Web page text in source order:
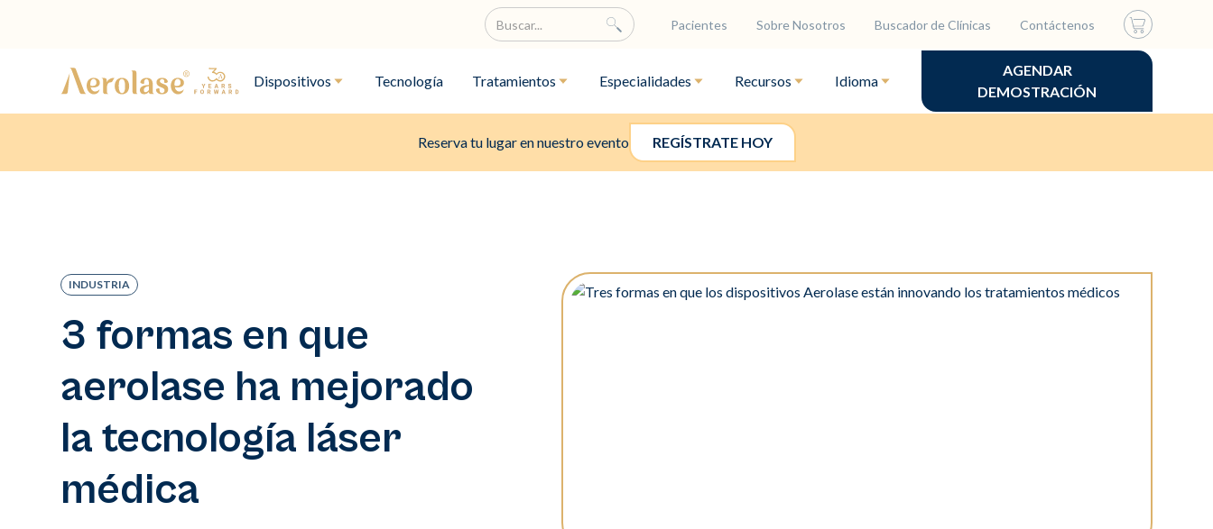
Pacientes Sobre Nosotros Buscador de Clínicas Contáctenos
Dispositivos Tecnología Tratamientos Especialidades Recursos Idioma
AGENDAR
DEMOSTRACIÓN
Reserva tu lugar en nuestro evento REGÍSTRATE HOY
INDUSTRIA
3 formas en que
aerolase ha mejorado
la tecnología láser
médica